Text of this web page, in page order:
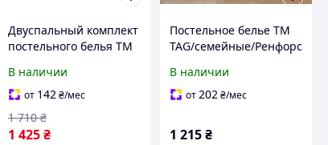
Двуспальный комплект
постельного белья ТМ
компаньоном S548
В наличии
от 142 ₴/мес
1 425 ₴
1 710 ₴
Постельное белье ТМ
TAG/семейные/Ренфорс
В наличии
от202₴/мес
1 215₴